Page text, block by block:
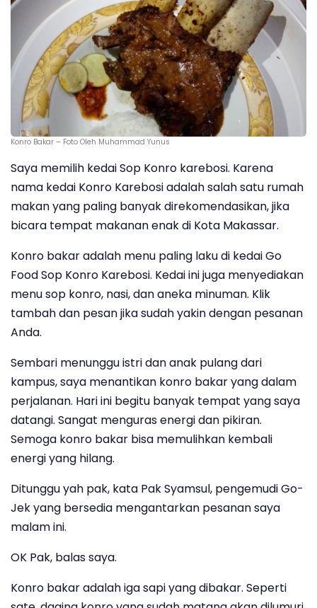
Konro Bakar – Foto Oleh Muhammad Yunus
Saya memilih kedai Sop Konro karebosi. Karena
nama kedai Konro Karebosi adalah salah satu rumah
makan yang paling banyak direkomendasikan, jika
bicara tempat makanan enak di Kota Makassar.
Konro bakar adalah menu paling laku di kedai Go
Food Sop Konro Karebosi. Kedai ini juga menyediakan
menu sop konro, nasi, dan aneka minuman. Klik
tambah dan pesan jika sudah yakin dengan pesanan
Anda.
Sembari menunggu istri dan anak pulang dari
kampus, saya menantikan konro bakar yang dalam
perjalanan. Hari ini begitu banyak tempat yang saya
datangi. Sangat menguras energi dan pikiran.
Semoga konro bakar bisa memulihkan kembali
energi yang hilang.
Ditunggu yah pak, kata Pak Syamsul, pengemudi Go-
Jek yang bersedia mengantarkan pesanan saya
malam ini.
OK Pak, balas saya.
Konro bakar adalah iga sapi yang dibakar. Seperti